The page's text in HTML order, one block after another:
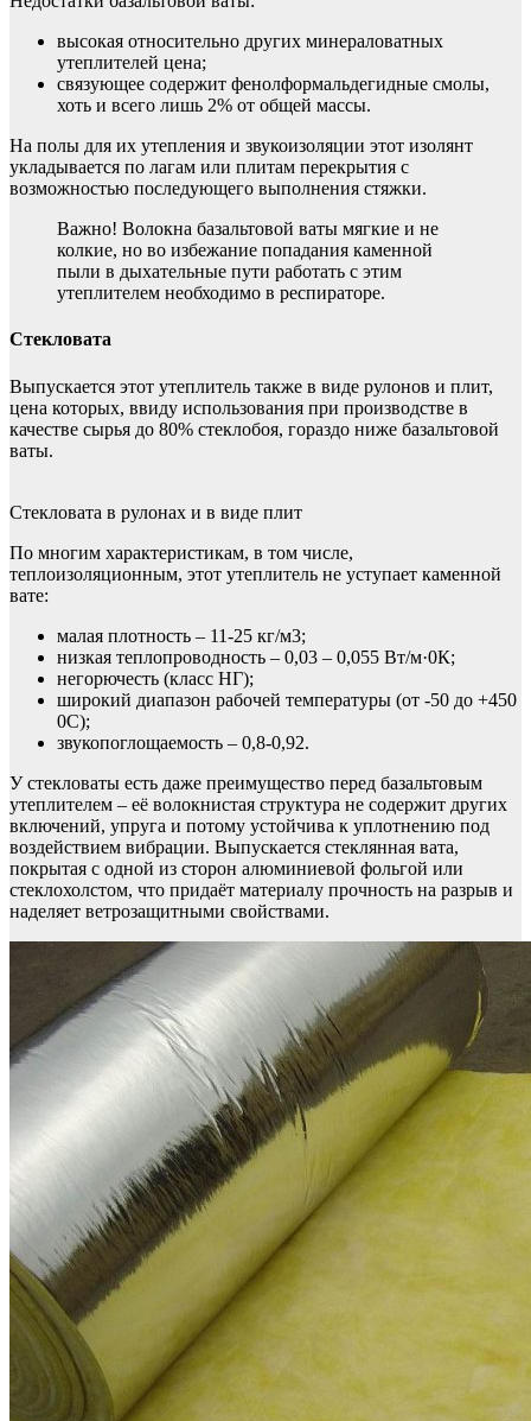
высокая относительно других минераловатных
утеплителей цена;
связующее содержит фенолформальдегидные смолы,
хоть и всего лишь 2% от общей массы.
На полы для их утепления и звукоизоляции этот изолянт
укладывается по лагам или плитам перекрытия с
возможностью последующего выполнения стяжки.
Важно! Волокна базальтовой ваты мягкие и не
колкие, но во избежание попадания каменной
пыли в дыхательные пути работать с этим
утеплителем необходимо в респираторе.
Стекловата
Выпускается этот утеплитель также в виде рулонов и плит,
цена которых, ввиду использования при производстве в
качестве сырья до 80% стеклобоя, гораздо ниже базальтовой
ваты.
Стекловата в рулонах и в виде плит
По многим характеристикам, в том числе,
теплоизоляционным, этот утеплитель не уступает каменной
вате:
малая плотность – 11-25 кг/м3;
низкая теплопроводность – 0,03 – 0,055 Вт/м·0К;
негорючесть (класс НГ);
широкий диапазон рабочей температуры (от -50 до +450
0С);
звукопоглощаемость – 0,8-0,92.
У стекловаты есть даже преимущество перед базальтовым
утеплителем – её волокнистая структура не содержит других
включений, упруга и потому устойчива к уплотнению под
воздействием вибрации. Выпускается стеклянная вата,
покрытая с одной из сторон алюминиевой фольгой или
стеклохолстом, что придаёт материалу прочность на разрыв и
наделяет ветрозащитными свойствами.